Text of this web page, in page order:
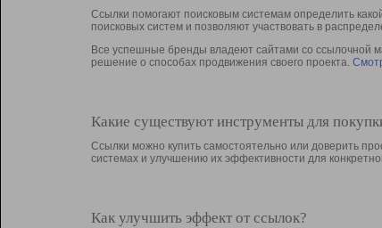
Ссылки помогают поисковым системам определить
поисковых систем и позволяют участвовать в
Все успешные бренды владеют сайтами со ссылочной
решение о способах продвижения своего проекта.
Какие существуют инструменты для
Ссылки можно купить самостоятельно или доверить
системах и улучшению их эффективности для
Как улучшить эффект от ссылок?